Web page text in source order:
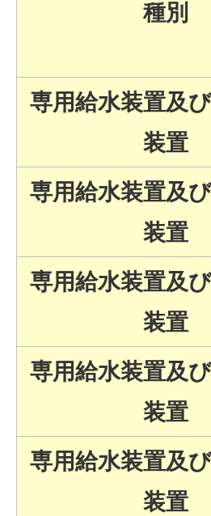
種別
専用給水装置及
装置
専用給水装置及
装置
専用給水装置及
装置
専用給水装置及
装置
専用給水装置及
装置